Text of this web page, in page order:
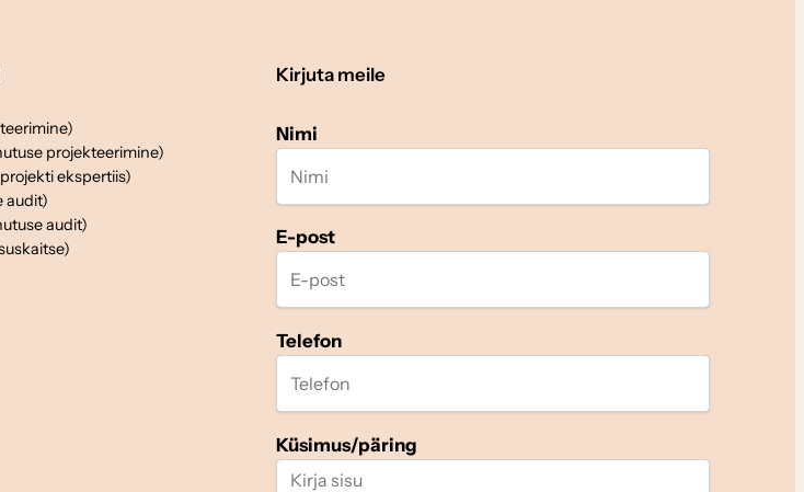
projekteerimine)
ekspertiis)
audit)
audit)
Kirjuta meile
Nimi
E-post
Telefon
Küsimus/päring